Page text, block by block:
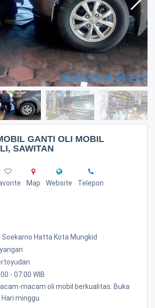
GANTI OLI MOBIL
SAWITAN
Map Website Telepon
Soekarno Hatta Kota Mungkid
- 07:00 WIB
macam oli mobil berkualitas. Buka
minggu.